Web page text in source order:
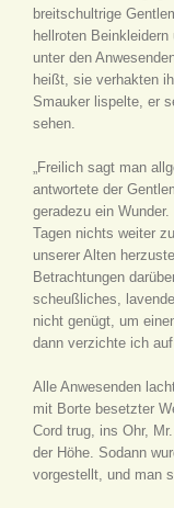
breitschultrige
hellroten
unter den
heißt, sie verhakten
Smauker lispelte, er
sehen.
„Freilich sagt man
antwortete der
geradezu ein
Tagen nichts weiter
unserer Alten
Betrachtungen
scheußliches,
nicht genügt, um
dann verzichte ich
Alle Anwesenden
mit Borte besetzter
Cord trug, ins Ohr,
der Höhe. Sodann
vorgestellt, und man